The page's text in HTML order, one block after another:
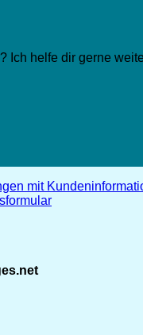
Ich helfe dir gerne
mit